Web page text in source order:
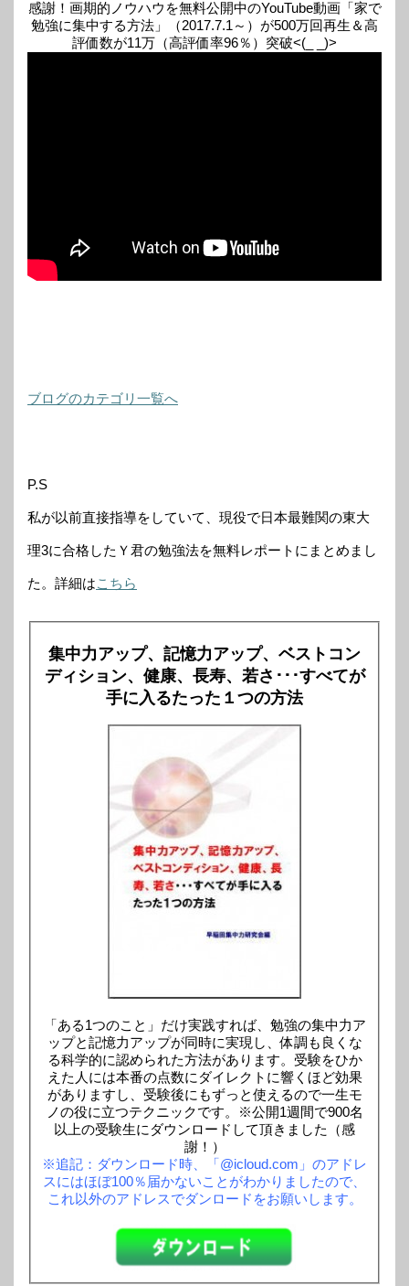
感謝！画期的ノウハウを無料公開中のYouTube動画「家で
勉強に集中する方法」（2017.7.1～）が500万回再生＆高
評価数が11万（高評価率96％）突破<(_ _)>
ブログのカテゴリ一覧へ
P.S
私が以前直接指導をしていて、現役で日本最難関の東大
理3に合格したＹ君の勉強法を無料レポートにまとめまし
た。詳細はこちら
集中力アップ、記憶力アップ、ベストコン
ディション、健康、長寿、若さ･･･すべてが
手に入るたった１つの方法
「ある1つのこと」だけ実践すれば、勉強の集中力ア
ップと記憶力アップが同時に実現し、体調も良くな
る科学的に認められた方法があります。受験をひか
えた人には本番の点数にダイレクトに響くほど効果
がありますし、受験後にもずっと使えるので一生モ
ノの役に立つテクニックです。※公開1週間で900名
以上の受験生にダウンロードして頂きました（感
謝！）
※追記：ダウンロード時、「@icloud.com」のアドレ
スにはほぼ100％届かないことがわかりましたので、
これ以外のアドレスでダンロードをお願いします。